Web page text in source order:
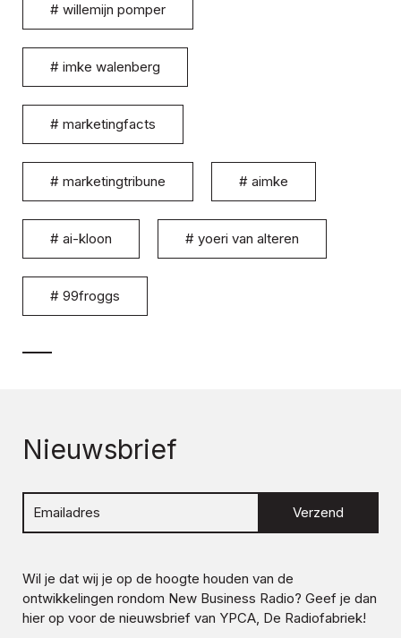
# willemijn pomper
# imke walenberg
# marketingfacts
# marketingtribune # aimke
# ai-kloon # yoeri van alteren
# 99froggs
Nieuwsbrief
Verzend
Wil je dat wij je op de hoogte houden van de
ontwikkelingen rondom New Business Radio? Geef je dan
hier op voor de nieuwsbrief van YPCA, De Radiofabriek!